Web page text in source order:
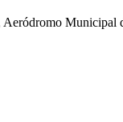
Municipal